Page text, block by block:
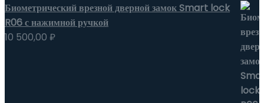
Биометрический врезной дверной замок Smart lock
R06 с нажимной ручкой
10 500,00 ₽